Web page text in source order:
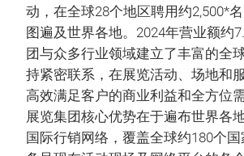
动，在全球28个地区聘用约2,500*
图遍及世界各地。2024年营业额约
团与众多行业领域建立了丰富的全
持紧密联系，在展览活动、场地和
高效满足客户的商业利益和全方位
展览集团核心优势在于遍布世界各
国际行销网络，覆盖全球约180个